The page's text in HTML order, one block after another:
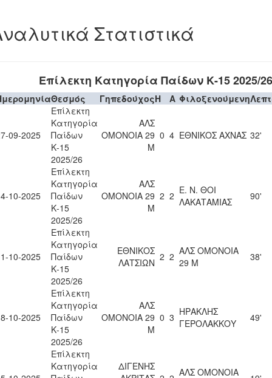
Στατιστικά
Επίλεκτη Κατηγορία Παίδων Κ-15 2025/26
Θεσμός ΓηπεδούχοςH A Φιλοξενούμενη
09-2025
Επίλεκτη
Κατηγορία
Παίδων
Κ-15
2025/26
ΑΛΣ
ΟΜΟΝΟΙΑ 29
Μ
0 4 ΕΘΝΙΚΟΣ ΑΧΝΑΣ 32'
10-2025
Επίλεκτη
Κατηγορία
Παίδων
Κ-15
2025/26
ΑΛΣ
ΟΜΟΝΟΙΑ 29
Μ
2 2 Ε. Ν. ΘΟΙ
ΛΑΚΑΤΑΜΙΑΣ
90'
10-2025
Επίλεκτη
Κατηγορία
Παίδων
Κ-15
2025/26
ΕΘΝΙΚΟΣ
ΛΑΤΣΙΩΝ 2 2 ΑΛΣ ΟΜΟΝΟΙΑ
29 Μ
38'
10-2025
Επίλεκτη
Κατηγορία
Παίδων
Κ-15
2025/26
ΑΛΣ
ΟΜΟΝΟΙΑ 29
Μ
0 3 ΗΡΑΚΛΗΣ
ΓΕΡΟΛΑΚΚΟΥ
49'
Επίλεκτη
Κατηγορία
ΔΙΓΕΝΗΣ
ΑΛΣ ΟΜΟΝΟΙΑ